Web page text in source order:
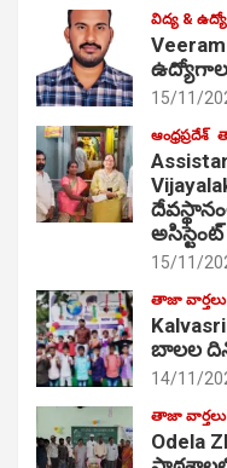
విద్య &
15/11/
ఆంధ్రప్రదేశ్
15/11/
తాజా వార్తలు
బాలల
14/11/
తాజా వార్తలు
Odela